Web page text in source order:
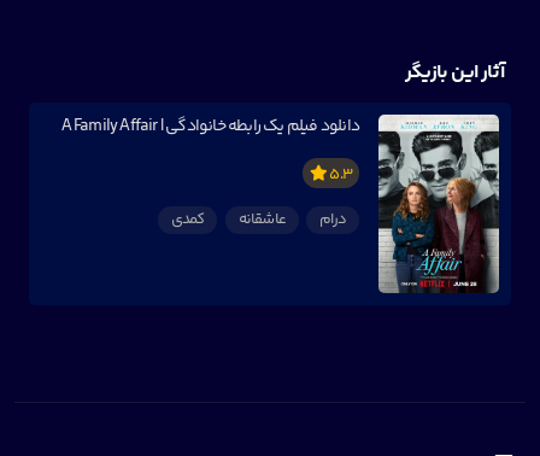
آثار این بازیگر
دانلود فیلم یک رابطه خانوادگی | A Family Affair
5.3
درام
عاشقانه کمدی